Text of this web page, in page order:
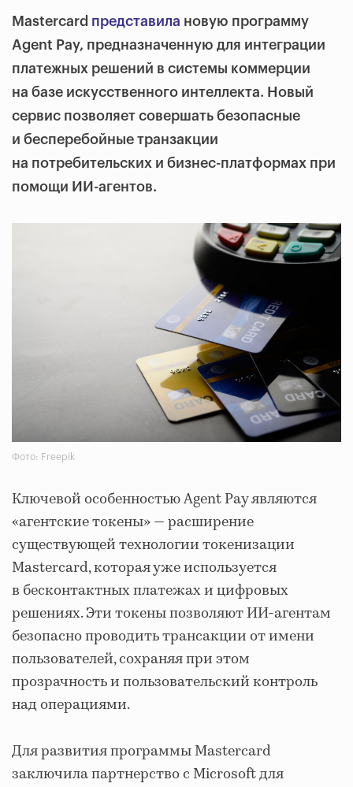
Mastercard представила новую программу
Agent Pay, предназначенную для интеграции
платежных решений в системы коммерции
на базе искусственного интеллекта. Новый
сервис позволяет совершать безопасные
и бесперебойные транзакции
на потребительских и бизнес-платформах при
помощи ИИ-агентов.
Фото: Freepik
Ключевой особенностью Agent Pay являются
«агентские токены» — расширение
существующей технологии токенизации
Mastercard, которая уже используется
в бесконтактных платежах и цифровых
решениях. Эти токены позволяют ИИ-агентам
безопасно проводить трансакции от имени
пользователей, сохраняя при этом
прозрачность и пользовательский контроль
над операциями.
Для развития программы Mastercard
заключила партнерство с Microsoft для